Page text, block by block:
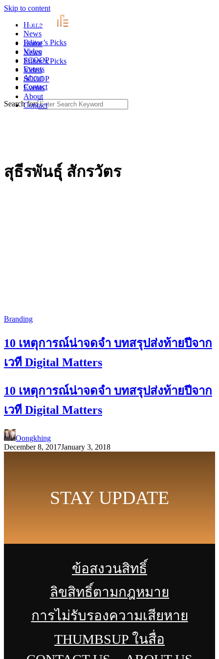
Skip to content
Home
News
Editor’s Picks
Video
SCOOP
Events
About
Contact
Home
News
Editor’s Picks
Video
SCOOP
Events
About
Contact
Search for:
สุธีรพันธุ์ สักรวัตร
Branding
10 เหตุการณ์น่าจดจำ บทสรุปส่งท้ายปีจาก
เวที Digital Matters
10 เหตุการณ์น่าจดจำ บทสรุปส่งท้ายปีจาก
เวที Digital Matters
Oongkhing
December 8, 2017January 3, 2018
STAY UPDATE
ข้อสงวนสิทธิ์
ลิขสิทธิ์ตามกฎหมาย
การไม่รับรองความเสียหาย
THUMBSUP ในสื่อ